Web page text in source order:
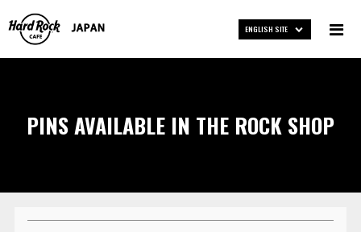
ENGLISH SITE
PINS AVAILABLE IN THE ROCK SHOP